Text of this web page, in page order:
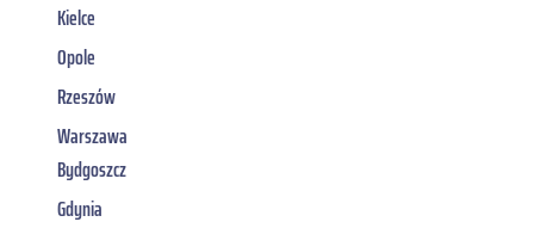
Kielce
Opole
Rzeszów
Warszawa
Bydgoszcz
Gdynia